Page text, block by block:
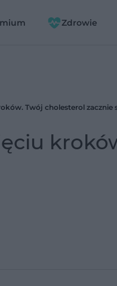
Zdrowie
Twój cholesterol zacznie